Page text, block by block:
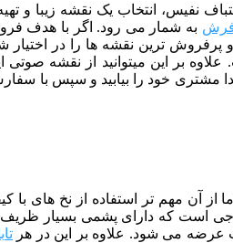
نفیس، انتخاب یک نقشه زیبا و
فرش به شمار می رود. اگر با هدف
و پرفروش ترین نقشه ها را در
علاوه بر این میتوانید از نقشه
خود را بیابید و سپس با سفارش
از آن مهم تر استفاده از نخ
است که دارای پشمی بسیار
عرضه می شود. علاوه بر این در هر